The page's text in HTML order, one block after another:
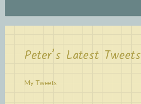
Peter’s Latest Tweets
My Tweets